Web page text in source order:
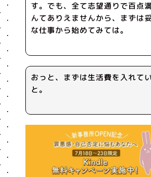
す。でも、全て志望通りで百点
んてありえませんから、まずは
な仕事から始めてみては。
おっと、まずは生活費を入れて
と。